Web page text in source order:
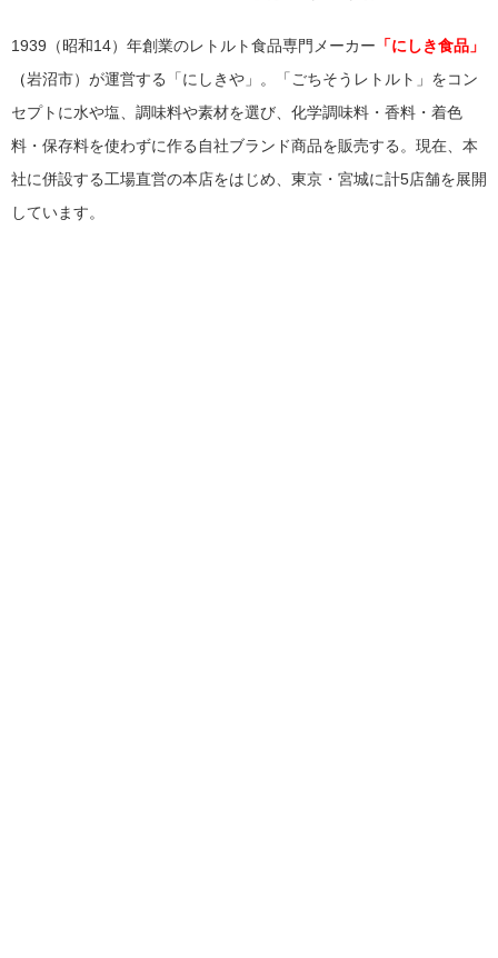
1939（昭和14）年創業のレトルト食品専門メーカー 「にしき食品」
（岩沼市）が運営する「にしきや」。「ごちそうレトルト」をコン
セプトに水や塩、調味料や素材を選び、化学調味料・香料・着色
料・保存料を使わずに作る自社ブランド商品を販売する。現在、本
社に併設する工場直営の本店をはじめ、東京・宮城に計5店舗を展開
しています。